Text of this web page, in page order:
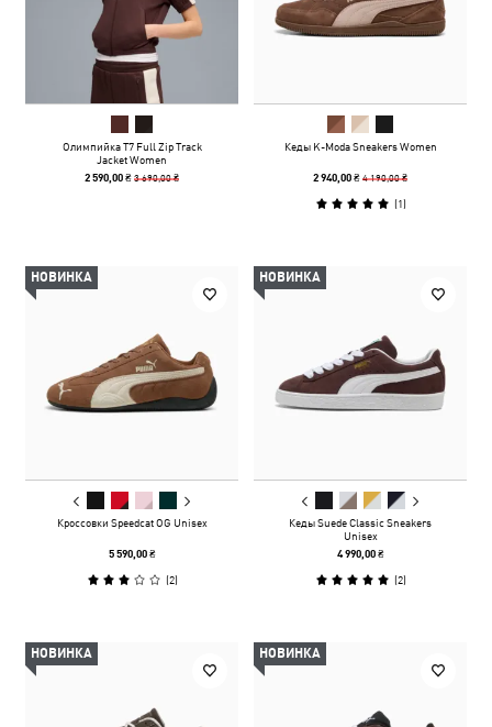
Олимпийка T7 Full Zip Track
Jacket Women
2 590,00 ₴3 690,00 ₴
Кеды K-Moda Sneakers Women
2 940,00 ₴4 190,00 ₴
(1)
НОВИНКА
Кроссовки Speedcat OG Unisex
5 590,00 ₴
(2)
НОВИНКА
Кеды Suede Classic Sneakers
Unisex
4 990,00 ₴
(2)
НОВИНКА НОВИНКА